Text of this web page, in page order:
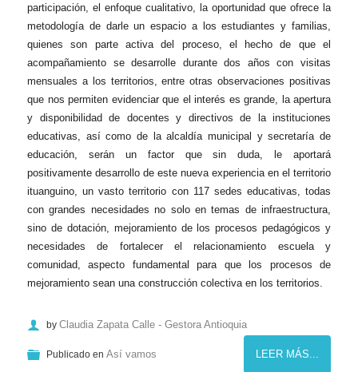
participación, el enfoque cualitativo, la oportunidad que ofrece la
metodología de darle un espacio a los estudiantes y familias,
quienes son parte activa del proceso, el hecho de que el
acompañamiento se desarrolle durante dos años con visitas
mensuales a los territorios, entre otras observaciones positivas
que nos permiten evidenciar que el interés es grande, la apertura
y disponibilidad de docentes y directivos de la instituciones
educativas, así como de la alcaldía municipal y secretaría de
educación, serán un factor que sin duda, le aportará
positivamente desarrollo de este nueva experiencia en el territorio
ituanguino, un vasto territorio con 117 sedes educativas, todas
con grandes necesidades no solo en temas de infraestructura,
sino de dotación, mejoramiento de los procesos pedagógicos y
necesidades de fortalecer el relacionamiento escuela y
comunidad, aspecto fundamental para que los procesos de
mejoramiento sean una construcción colectiva en los territorios.
by Claudia Zapata Calle - Gestora Antioquia
Publicado en Así vamos LEER MÁS...